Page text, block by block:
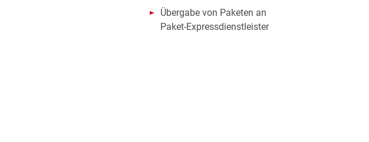
Übergabe von Paketen an
Paket-Expressdienstleister